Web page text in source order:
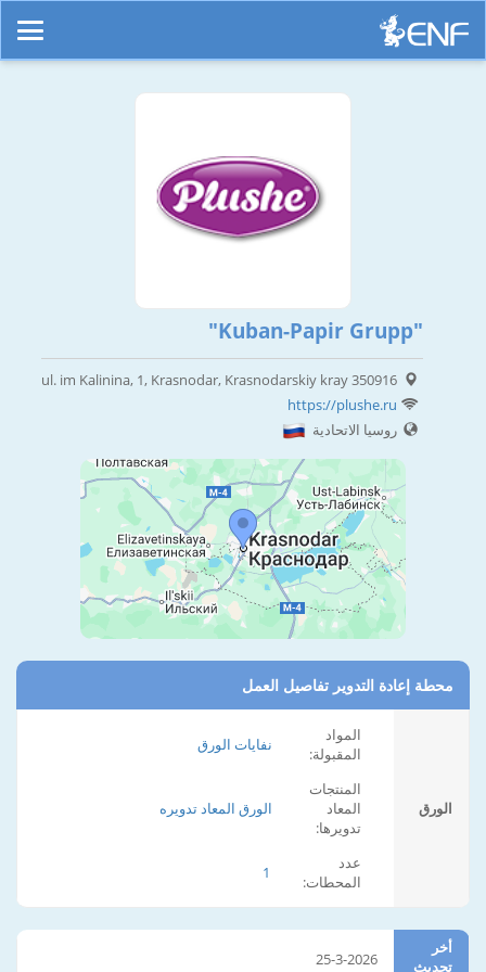
"Kuban-Papir Grupp"
ul. im Kalinina, 1, Krasnodar, Krasnodarskiy kray 350916
https://plushe.ru
روسيا الاتحادية
محطة إعادة التدوير تفاصيل العمل
الورق
المواد
المقبولة:
نفايات الورق
المنتجات
المعاد
تدويرها:
الورق المعاد تدويره
عدد
المحطات:
1
أخر
تحديث
25-3-2026